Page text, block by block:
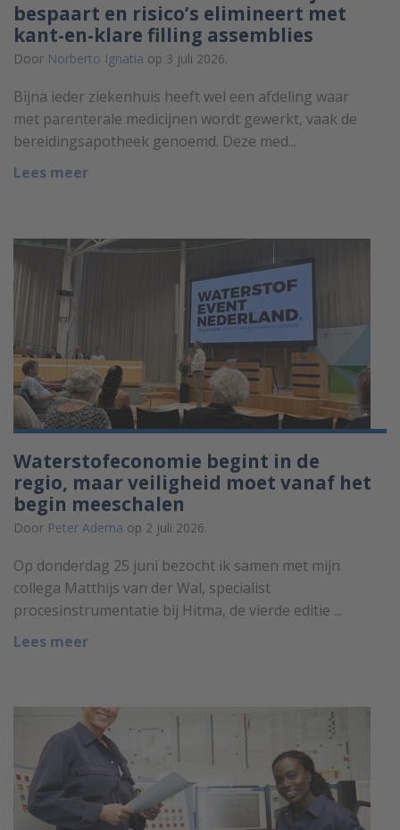
bespaart en risico’s elimineert met
kant-en-klare filling assemblies
Door Norberto Ignatia op 3 juli 2026.
Bijna ieder ziekenhuis heeft wel een afdeling waar
met parenterale medicijnen wordt gewerkt, vaak de
bereidingsapotheek genoemd. Deze med...
Lees meer
Waterstofeconomie begint in de
regio, maar veiligheid moet vanaf het
begin meeschalen
Door Peter Adema op 2 juli 2026.
Op donderdag 25 juni bezocht ik samen met mijn
collega Matthijs van der Wal, specialist
procesinstrumentatie bij Hitma, de vierde editie ...
Lees meer